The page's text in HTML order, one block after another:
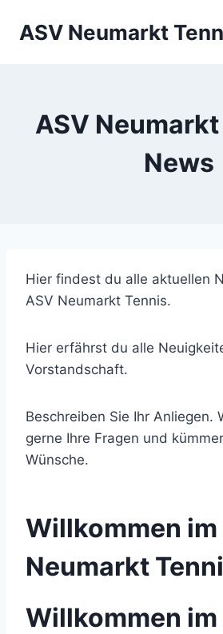
InhaltASV Neumarkt
ASV Neumarkt
News
Hier findest du alle aktuellen
ASV Neumarkt Tennis.
Hier erfährst du alle
Vorstandschaft.
Beschreiben Sie Ihr Anliegen.
gerne Ihre Fragen und
Wünsche.
Willkommen im
Neumarkt
Willkommen im